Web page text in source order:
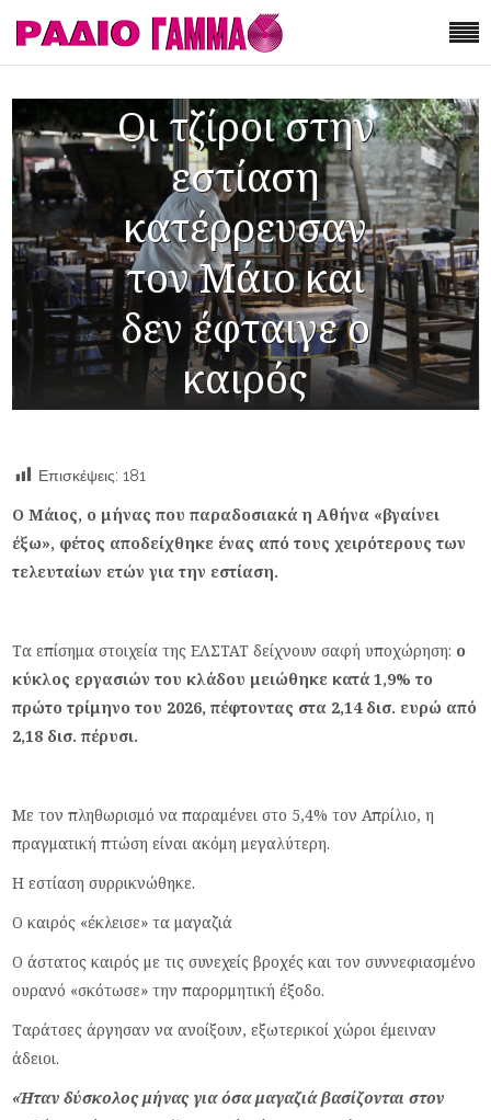
Οι τζίροι στην
εστίαση
κατέρρευσαν
τον Μάιο και
δεν έφταιγε ο
καιρός
Επισκέψεις: 181
Ο Μάιος, ο μήνας που παραδοσιακά η Αθήνα «βγαίνει
έξω», φέτος αποδείχθηκε ένας από τους χειρότερους των
τελευταίων ετών για την εστίαση.
Τα επίσημα στοιχεία της ΕΛΣΤΑΤ δείχνουν σαφή υποχώρηση: ο
κύκλος εργασιών του κλάδου μειώθηκε κατά 1,9% το
πρώτο τρίμηνο του 2026, πέφτοντας στα 2,14 δισ. ευρώ από
2,18 δισ. πέρυσι.
Με τον πληθωρισμό να παραμένει στο 5,4% τον Απρίλιο, η
πραγματική πτώση είναι ακόμη μεγαλύτερη.
Η εστίαση συρρικνώθηκε.
Ο καιρός «έκλεισε» τα μαγαζιά
Ο άστατος καιρός με τις συνεχείς βροχές και τον συννεφιασμένο
ουρανό «σκότωσε» την παρορμητική έξοδο.
Ταράτσες άργησαν να ανοίξουν, εξωτερικοί χώροι έμειναν
άδειοι.
«Ήταν δύσκολος μήνας για όσα μαγαζιά βασίζονται στον